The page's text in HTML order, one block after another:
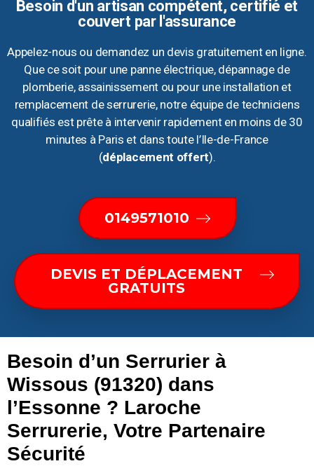
Besoin d'un artisan compétent, certifié et
couvert par l'assurance
Appelez-nous ou demandez un devis gratuitement en ligne.
Que ce soit pour une panne électrique, dépannage de
plomberie, assainissement ou pour une installation et
remplacement de serrurerie, notre équipe de techniciens
qualifiés est prête à intervenir rapidement en moins de 30
minutes à Paris et dans toute l’Ile-de-France
(déplacement offert).
0149571010
DEVIS ET DÉPLACEMENT
GRATUITS
Besoin d’un Serrurier à
Wissous (91320) dans
l’Essonne ? Laroche
Serrurerie, Votre Partenaire
Sécurité